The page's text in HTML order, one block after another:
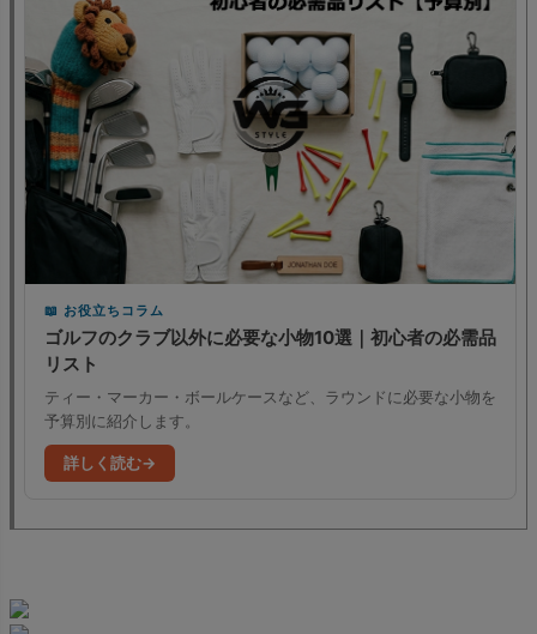
お役立ちコラム
ゴルフのクラブ以外に必要な小物10選｜初心者の必需品
リスト
ティー・マーカー・ボールケースなど、ラウンドに必要な小物を
予算別に紹介します。
詳しく読む